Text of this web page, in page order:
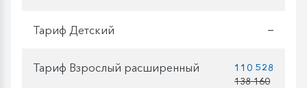
Тариф Детский —
Тариф Взрослый расширенный
110 528
138 160